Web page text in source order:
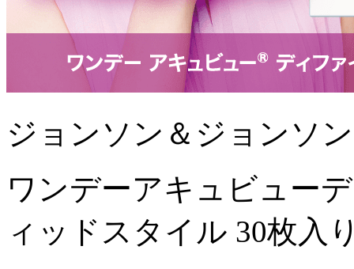
ジョンソン＆ジョンソン
ワンデーアキュビュー
ィッドスタイル 30枚入